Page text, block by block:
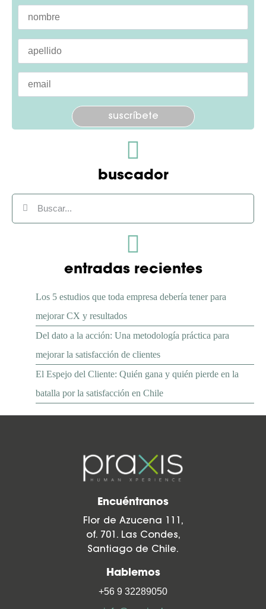
Por favor, deja este campo vacío.
buscador
entradas recientes
Los 5 estudios que toda empresa debería tener para
mejorar CX y resultados
Del dato a la acción: Una metodología práctica para
mejorar la satisfacción de clientes
El Espejo del Cliente: Quién gana y quién pierde en la
batalla por la satisfacción en Chile
Encuéntranos
Flor de Azucena 111,
of. 701. Las Condes,
Santiago de Chile.
Hablemos
+56 9 32289050